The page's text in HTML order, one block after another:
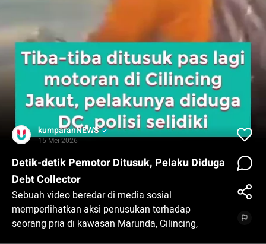
kumparanNEWS
15 Mei 2026
Detik-detik Pemotor Ditusuk, Pelaku Diduga
Debt Collector
Sebuah video beredar di media sosial
memperlihatkan aksi penusukan terhadap
seorang pria di kawasan Marunda, Cilincing,